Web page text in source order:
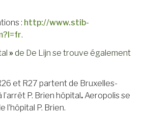
: http://www.stib-
.
» de De Lijn se trouve également
et R27 partent de Bruxelles-
P. Brien hôpital.Aeropolis se
l’hôpital P. Brien.